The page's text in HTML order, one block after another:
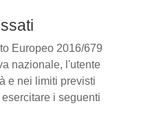
Europeo 2016/679
nazionale, l'utente
e nei limiti previsti
i seguenti